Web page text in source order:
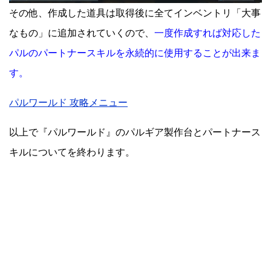
その他、作成した道具は取得後に全てインベントリ「大事
なもの」に追加されていくので、 一度作成すれば対応した
パルのパートナースキルを永続的に使用することが出来ま
す。
パルワールド 攻略メニュー
以上で『パルワールド』のパルギア製作台とパートナース
キルについてを終わります。